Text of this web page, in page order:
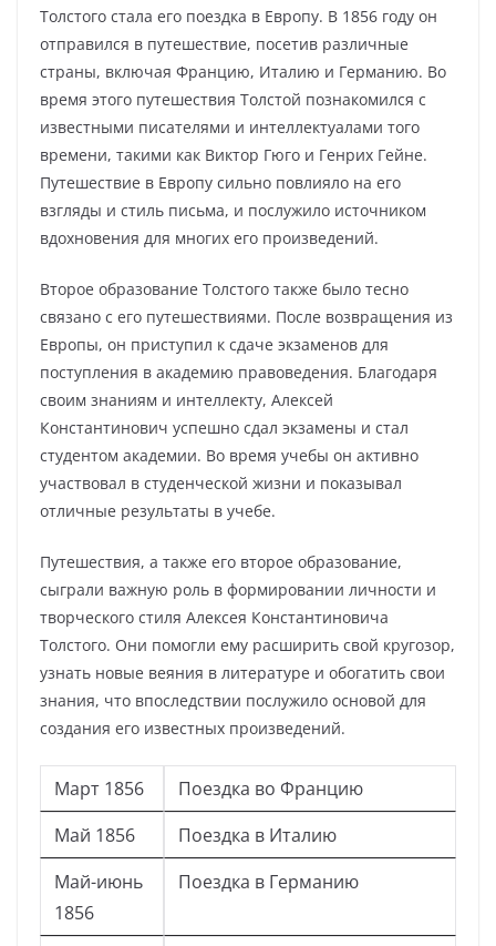
Толстого стала его поездка в Европу. В 1856 году он
отправился в путешествие, посетив различные
страны, включая Францию, Италию и Германию. Во
время этого путешествия Толстой познакомился с
известными писателями и интеллектуалами того
времени, такими как Виктор Гюго и Генрих Гейне.
Путешествие в Европу сильно повлияло на его
взгляды и стиль письма, и послужило источником
вдохновения для многих его произведений.
Второе образование Толстого также было тесно
связано с его путешествиями. После возвращения из
Европы, он приступил к сдаче экзаменов для
поступления в академию правоведения. Благодаря
своим знаниям и интеллекту, Алексей
Константинович успешно сдал экзамены и стал
студентом академии. Во время учебы он активно
участвовал в студенческой жизни и показывал
отличные результаты в учебе.
Путешествия, а также его второе образование,
сыграли важную роль в формировании личности и
творческого стиля Алексея Константиновича
Толстого. Они помогли ему расширить свой кругозор,
узнать новые веяния в литературе и обогатить свои
знания, что впоследствии послужило основой для
создания его известных произведений.
Март 1856
Поездка во Францию
Май 1856
Поездка в Италию
Май-июнь
1856
Поездка в Германию